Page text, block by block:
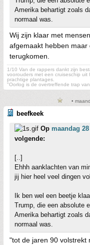
Amerika behartigt zoals
normaal was.
Wij zijn klaar met
afgemaakt hebben
terugkomen.
1/10 Van de rappers dankt zijn
voorouders met een cruiseschip
prachtige plantages.
"Oorlog is de overtreffende trap
•
beefkeek
Op maandag
volgende:
[..]
Ehhh aanklachten van
jij hier heel veel dingen
Ik ben wel een beetje
Trump, die een absolute
Amerika behartigt zoals
normaal was.
"tot de jaren 90 volstrekt